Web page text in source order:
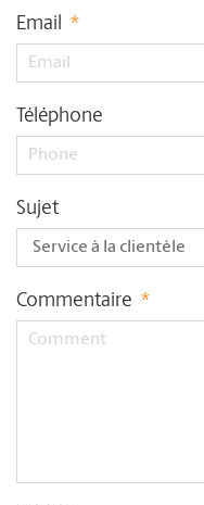
Email *
Téléphone
Sujet
Commentaire *